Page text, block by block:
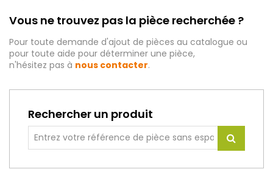
Vous ne trouvez pas la pièce recherchée ?
Pour toute demande d'ajout de pièces au catalogue ou
pour toute aide pour déterminer une pièce,
n'hésitez pas à nous contacter.
Rechercher un produit